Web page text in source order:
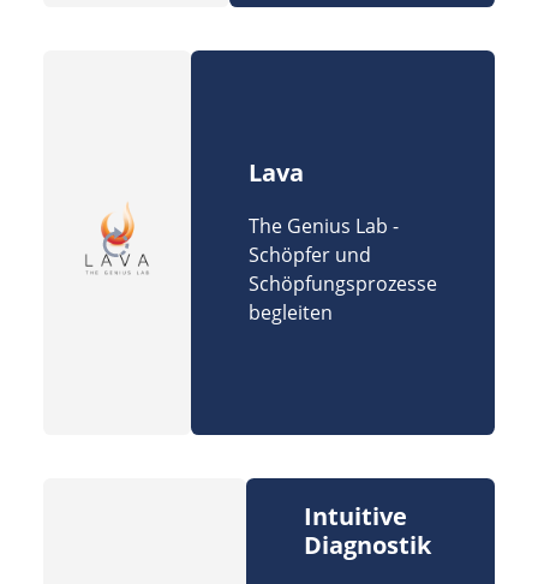
Lava
The Genius Lab -
Schöpfer und
Schöpfungsprozesse
begleiten
Intuitive
Diagnostik